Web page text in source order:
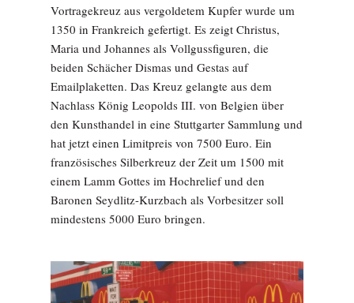
Vortragekreuz aus vergoldetem Kupfer wurde um
1350 in Frankreich gefertigt. Es zeigt Christus,
Maria und Johannes als Vollgussfiguren, die
beiden Schächer Dismas und Gestas auf
Emailplaketten. Das Kreuz gelangte aus dem
Nachlass König Leopolds III. von Belgien über
den Kunsthandel in eine Stuttgarter Sammlung und
hat jetzt einen Limitpreis von 7500 Euro. Ein
französisches Silberkreuz der Zeit um 1500 mit
einem Lamm Gottes im Hochrelief und den
Baronen Seydlitz-Kurzbach als Vorbesitzer soll
mindestens 5000 Euro bringen.